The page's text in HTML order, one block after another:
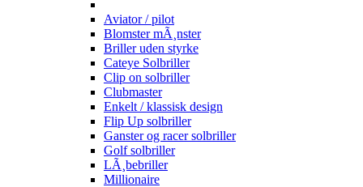
Aviator / pilot
Blomster mÃ¸nster
Briller uden styrke
Cateye Solbriller
Clip on solbriller
Clubmaster
Enkelt / klassisk design
Flip Up solbriller
Ganster og racer solbriller
Golf solbriller
LÃ¸bebriller
Millionaire